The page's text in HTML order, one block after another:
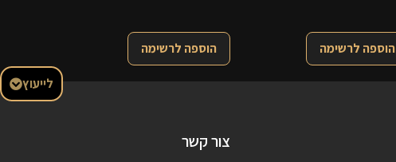
לייעוץ
הוספה לרשימה הוספה לרשימה
צור קשר